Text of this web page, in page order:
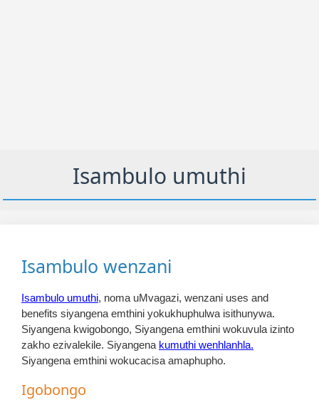
Isambulo umuthi
Isambulo wenzani
Isambulo umuthi, noma uMvagazi, wenzani uses and
benefits siyangena emthini yokukhuphulwa isithunywa.
Siyangena kwigobongo, Siyangena emthini wokuvula izinto
zakho ezivalekile. Siyangena kumuthi wenhlanhla.
Siyangena emthini wokucacisa amaphupho.
Igobongo